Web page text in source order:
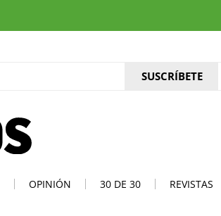
SUSCRÍBETE
OPINIÓN 30 DE 30 REVISTAS